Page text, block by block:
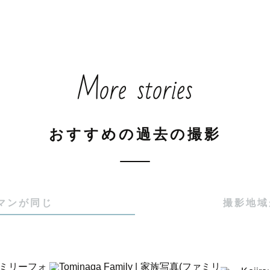
More stories
おすすめの過去の撮影
ンが同じ 撮影地